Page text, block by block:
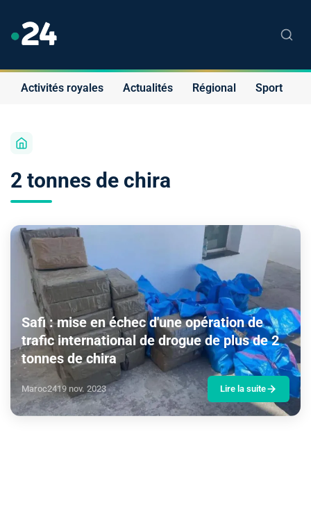
Activités royales Actualités Régional Sport
2 tonnes de chira
Safi : mise en échec d'une opération de
trafic international de drogue de plus de 2
tonnes de chira
Maroc2419 nov. 2023 Lire la suite